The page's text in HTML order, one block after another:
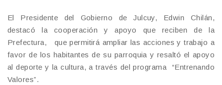
El Presidente del Gobierno de Julcuy, Edwin Chilán,
destacó la cooperación y apoyo que reciben de la
Prefectura, que permitirá ampliar las acciones y trabajo a
favor de los habitantes de su parroquia y resaltó el apoyo
al deporte y la cultura, a través del programa “Entrenando
Valores”.